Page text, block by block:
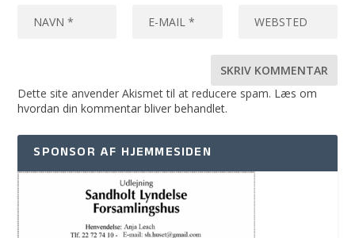
Dette site anvender Akismet til at reducere spam. Læs om
hvordan din kommentar bliver behandlet.
SPONSOR AF HJEMMESIDEN